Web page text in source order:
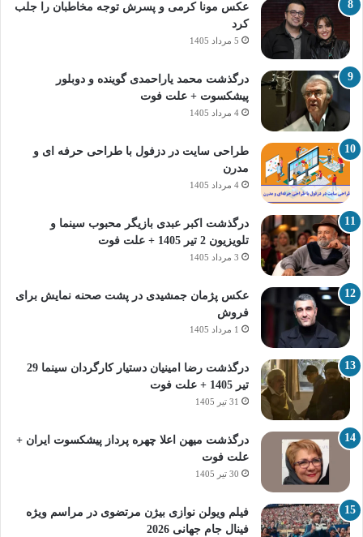
عکس مونا کرمی و پسرش توجه مخاطبان را جلب
کرد
5 مرداد 1405
درگذشت محمد یاراحمدی گوینده و دوبلور
پیشکسوت + علت فوت
4 مرداد 1405
طراحی سایت در دزفول با طراحی حرفه‌ ای و
مدرن
4 مرداد 1405
درگذشت اکبر عبدی بازیگر محبوب سینما و
تلویزیون 2 تیر 1405 + علت فوت
3 مرداد 1405
عکس پژمان جمشیدی در پشت صحنه نمایش برای
فروش
1 مرداد 1405
درگذشت رضا امینیان دستیار کارگردان سینما 29
تیر 1405 + علت فوت
31 تیر 1405
درگذشت میهن اعلا چهره پرداز پیشکسوت ایران +
علت فوت
30 تیر 1405
فیلم ویولن نوازی بیژن مرتضوی در مراسم ویژه
فینال جام جهانی 2026